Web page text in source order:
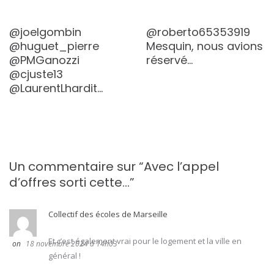
@joelgombin
@huguet_pierre
@PMGanozzi
@cjuste13
@LaurentLhardit…
@roberto65353919
Mesquin, nous avions
réservé…
Un commentaire sur “Avec l’appel
d’offres sorti cette…”
Collectif des écoles de Marseille
18 novembre 2024 à 14h03
Et c’est également vrai pour le logement et la ville en
général !